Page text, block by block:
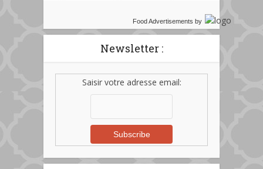
Food Advertisements by
Newsletter :
Saisir votre adresse email: